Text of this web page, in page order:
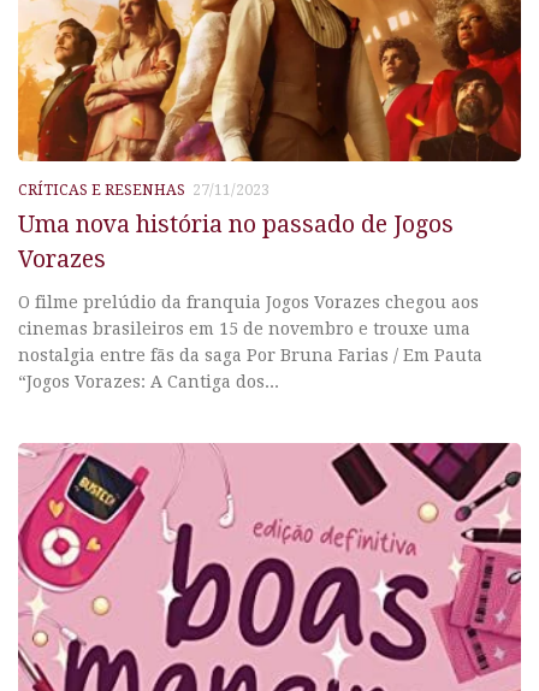
CRÍTICAS E RESENHAS 27/11/2023
Uma nova história no passado de Jogos
Vorazes
O filme prelúdio da franquia Jogos Vorazes chegou aos
cinemas brasileiros em 15 de novembro e trouxe uma
nostalgia entre fãs da saga Por Bruna Farias / Em Pauta
“Jogos Vorazes: A Cantiga dos...